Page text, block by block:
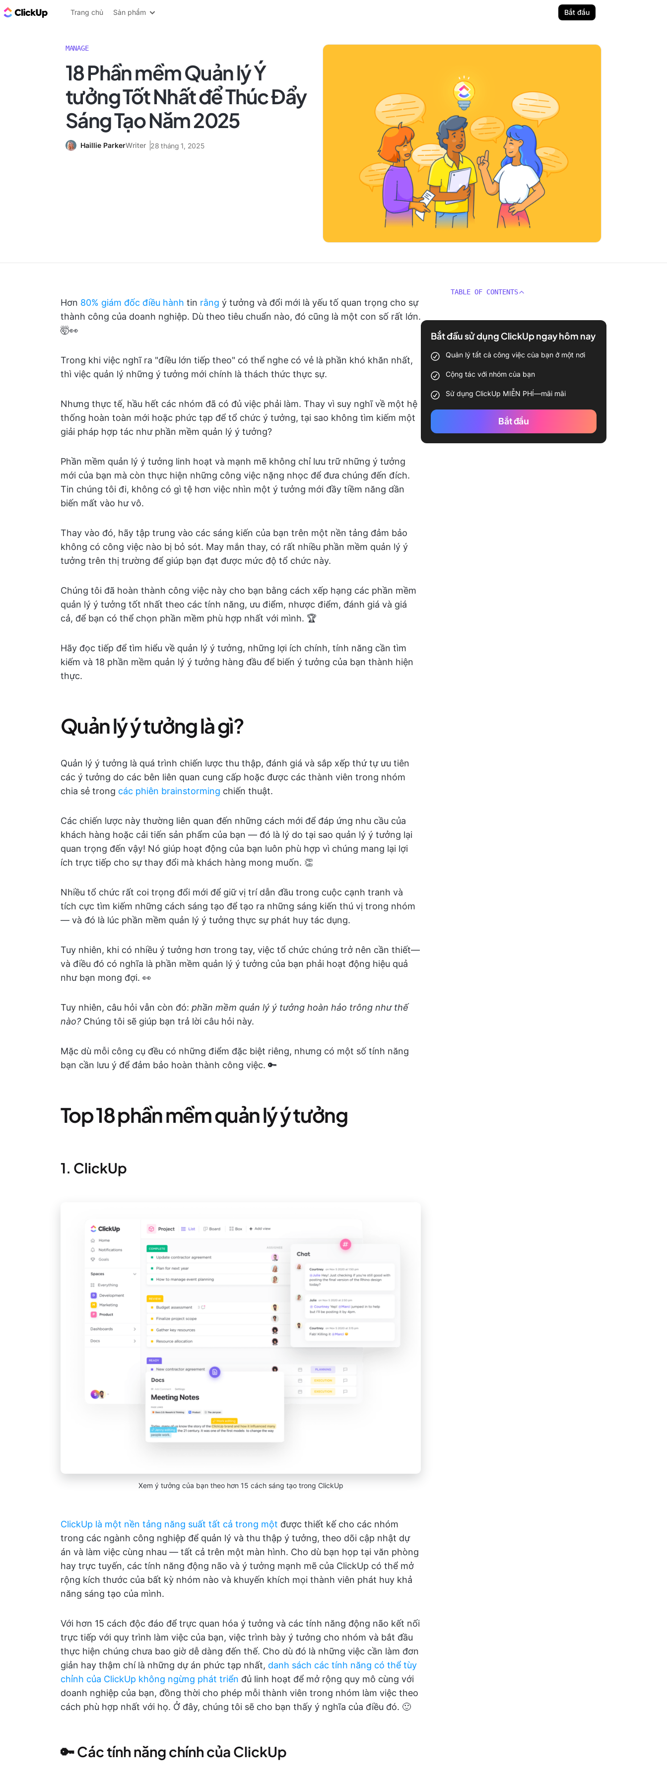
ClickUp Blog
Trang chủ Sản phẩm Bắt đầu
MANAGE
18 Phần mềm Quản lý Ý
tưởng Tốt Nhất để Thúc Đẩy
Sáng Tạo Năm 2025
Haillie ParkerWriter 28 tháng 1, 2025
Hơn 80% giám đốc điều hành tin rằng ý tưởng và đổi mới là yếu tố quan trọng cho sự
thành công của doanh nghiệp. Dù theo tiêu chuẩn nào, đó cũng là một con số rất lớn.
🤯👀
Trong khi việc nghĩ ra "điều lớn tiếp theo" có thể nghe có vẻ là phần khó khăn nhất,
thì việc quản lý những ý tưởng mới chính là thách thức thực sự.
Nhưng thực tế, hầu hết các nhóm đã có đủ việc phải làm. Thay vì suy nghĩ về một hệ
thống hoàn toàn mới hoặc phức tạp để tổ chức ý tưởng, tại sao không tìm kiếm một
giải pháp hợp tác như phần mềm quản lý ý tưởng?
Phần mềm quản lý ý tưởng linh hoạt và mạnh mẽ không chỉ lưu trữ những ý tưởng
mới của bạn mà còn thực hiện những công việc nặng nhọc để đưa chúng đến đích.
Tin chúng tôi đi, không có gì tệ hơn việc nhìn một ý tưởng mới đầy tiềm năng dần
biến mất vào hư vô.
Thay vào đó, hãy tập trung vào các sáng kiến của bạn trên một nền tảng đảm bảo
không có công việc nào bị bỏ sót. May mắn thay, có rất nhiều phần mềm quản lý ý
tưởng trên thị trường để giúp bạn đạt được mức độ tổ chức này.
Chúng tôi đã hoàn thành công việc này cho bạn bằng cách xếp hạng các phần mềm
quản lý ý tưởng tốt nhất theo các tính năng, ưu điểm, nhược điểm, đánh giá và giá
cả, để bạn có thể chọn phần mềm phù hợp nhất với mình. 🏆
Hãy đọc tiếp để tìm hiểu về quản lý ý tưởng, những lợi ích chính, tính năng cần tìm
kiếm và 18 phần mềm quản lý ý tưởng hàng đầu để biến ý tưởng của bạn thành hiện
thực.
Quản lý ý tưởng là gì?
Quản lý ý tưởng là quá trình chiến lược thu thập, đánh giá và sắp xếp thứ tự ưu tiên
các ý tưởng do các bên liên quan cung cấp hoặc được các thành viên trong nhóm
chia sẻ trong các phiên brainstorming chiến thuật.
Các chiến lược này thường liên quan đến những cách mới để đáp ứng nhu cầu của
khách hàng hoặc cải tiến sản phẩm của bạn — đó là lý do tại sao quản lý ý tưởng lại
quan trọng đến vậy! Nó giúp hoạt động của bạn luôn phù hợp vì chúng mang lại lợi
ích trực tiếp cho sự thay đổi mà khách hàng mong muốn. 👏
Nhiều tổ chức rất coi trọng đổi mới để giữ vị trí dẫn đầu trong cuộc cạnh tranh và
tích cực tìm kiếm những cách sáng tạo để tạo ra những sáng kiến thú vị trong nhóm
— và đó là lúc phần mềm quản lý ý tưởng thực sự phát huy tác dụng.
Tuy nhiên, khi có nhiều ý tưởng hơn trong tay, việc tổ chức chúng trở nên cần thiết—
và điều đó có nghĩa là phần mềm quản lý ý tưởng của bạn phải hoạt động hiệu quả
như bạn mong đợi. 👀
Tuy nhiên, câu hỏi vẫn còn đó: phần mềm quản lý ý tưởng hoàn hảo trông như thế
nào? Chúng tôi sẽ giúp bạn trả lời câu hỏi này.
Mặc dù mỗi công cụ đều có những điểm đặc biệt riêng, nhưng có một số tính năng
bạn cần lưu ý để đảm bảo hoàn thành công việc. 🔑
Top 18 phần mềm quản lý ý tưởng
1. ClickUp
Xem ý tưởng của bạn theo hơn 15 cách sáng tạo trong ClickUp
ClickUp là một nền tảng năng suất tất cả trong một được thiết kế cho các nhóm
trong các ngành công nghiệp để quản lý và thu thập ý tưởng, theo dõi cập nhật dự
án và làm việc cùng nhau — tất cả trên một màn hình. Cho dù bạn họp tại văn phòng
hay trực tuyến, các tính năng động não và ý tưởng mạnh mẽ của ClickUp có thể mở
rộng kích thước của bất kỳ nhóm nào và khuyến khích mọi thành viên phát huy khả
năng sáng tạo của mình.
Với hơn 15 cách độc đáo để trực quan hóa ý tưởng và các tính năng động não kết nối
trực tiếp với quy trình làm việc của bạn, việc trình bày ý tưởng cho nhóm và bắt đầu
thực hiện chúng chưa bao giờ dễ dàng đến thế. Cho dù đó là những việc cần làm đơn
giản hay thậm chí là những dự án phức tạp nhất, danh sách các tính năng có thể tùy
chỉnh của ClickUp không ngừng phát triển đủ linh hoạt để mở rộng quy mô cùng với
doanh nghiệp của bạn, đồng thời cho phép mỗi thành viên trong nhóm làm việc theo
cách phù hợp nhất với họ. Ở đây, chúng tôi sẽ cho bạn thấy ý nghĩa của điều đó. 🙂
🔑 Các tính năng chính của ClickUp
TABLE OF CONTENTS
Bắt đầu sử dụng ClickUp ngay hôm nay
Quản lý tất cả công việc của bạn ở một nơi
Cộng tác với nhóm của bạn
Sử dụng ClickUp MIỄN PHÍ—mãi mãi
Bắt đầu